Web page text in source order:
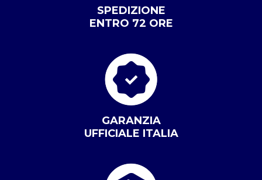
SPEDIZIONE
ENTRO 72 ORE
GARANZIA
UFFICIALE ITALIA